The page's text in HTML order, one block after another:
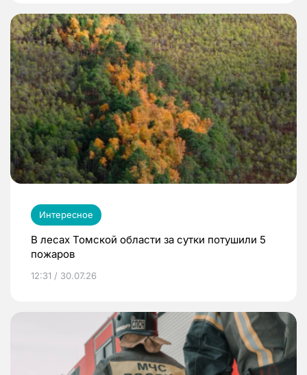
Интересное
В лесах Томской области за сутки потушили 5
пожаров
12:31 / 30.07.26